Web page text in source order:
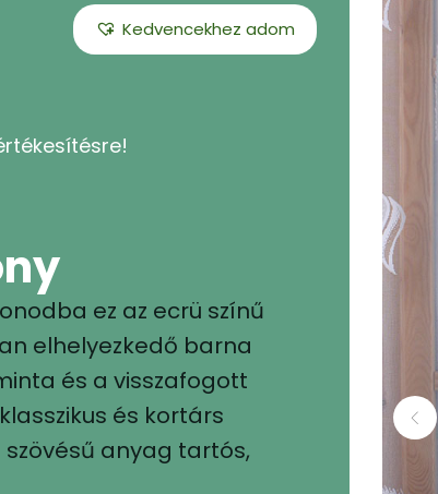
Kedvencekhez adom
ez az ecrü színű
elhelyezkedő barna
és a visszafogott
és kortárs
anyag tartós,